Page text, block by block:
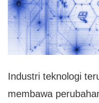
Industri teknologi
membawa